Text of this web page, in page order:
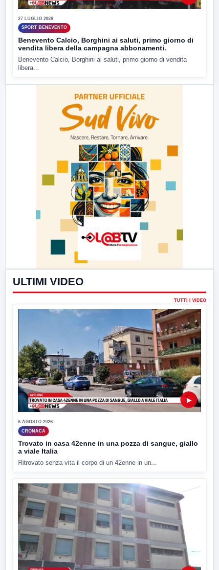
27 LUGLIO 2026
SPORT BENEVENTO
Benevento Calcio, Borghini ai saluti, primo giorno di
vendita libera della campagna abbonamenti.
Benevento Calcio, Borghini ai saluti, primo giorno di vendita
libera...
ULTIMI VIDEO
TUTTI I VIDEO
▶
6 AGOSTO 2026
CRONACA
Trovato in casa 42enne in una pozza di sangue, giallo
a viale Italia
Ritrovato senza vita il corpo di un 42enne in un...